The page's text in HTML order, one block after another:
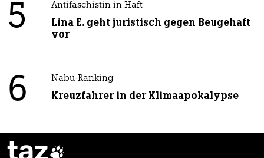
5 Antifaschistin in Haft
Lina E. geht juristisch gegen Beugehaft
vor
6 Nabu-Ranking
Kreuzfahrer in der Klimaapokalypse
taz